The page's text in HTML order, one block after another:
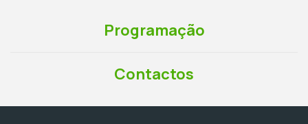
Programação
Contactos